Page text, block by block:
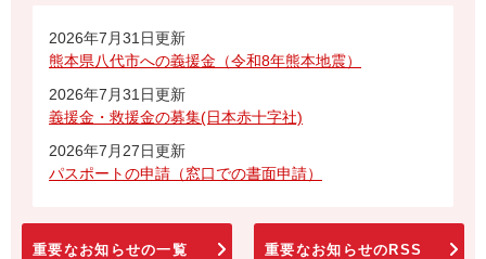
2026年7月31日更新
熊本県八代市への義援金（令和8年熊本地震）
2026年7月31日更新
義援金・救援金の募集(日本赤十字社)
2026年7月27日更新
パスポートの申請（窓口での書面申請）
重要なお知らせの一覧 重要なお知らせのRSS